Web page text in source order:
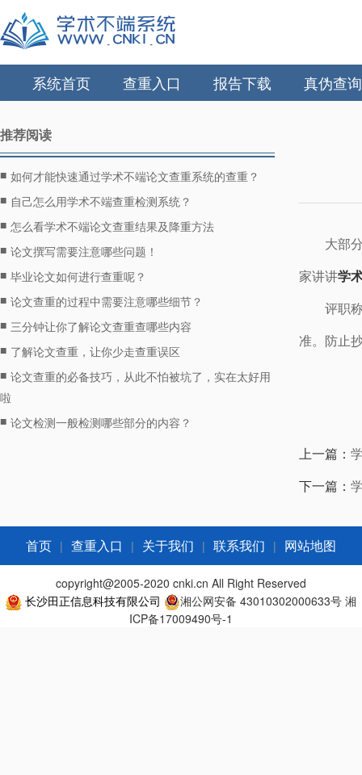
系统首页 查重入口 报告下载 真伪查询
推荐阅读
■ 如何才能快速通过学术不端论文查重系统的查重？
■ 自己怎么用学术不端查重检测系统？
■ 怎么看学术不端论文查重结果及降重方法
■ 论文撰写需要注意哪些问题！
■ 毕业论文如何进行查重呢？
■ 论文查重的过程中需要注意哪些细节？
■ 三分钟让你了解论文查重查哪些内容
■ 了解论文查重，让你少走查重误区
■ 论文查重的必备技巧，从此不怕被坑了，实在太好用
啦
■ 论文检测一般检测哪些部分的内容？
大部
家讲讲学
评职
准。防止
上一篇：
下一篇：
首页 | 查重入口 | 关于我们 | 联系我们 | 网站地图
copyright@2005-2020 cnki.cn All Right Reserved
长沙田正信息科技有限公司
湘公网安备 43010302000633号 湘
ICP备17009490号-1